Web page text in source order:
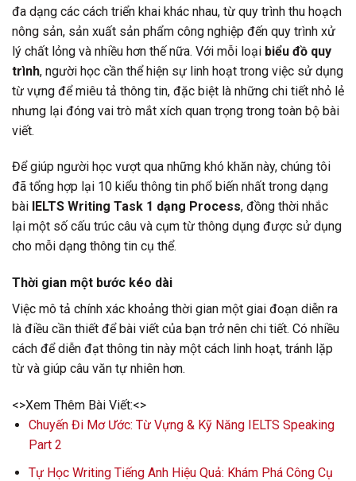
đa dạng các cách triển khai khác nhau, từ quy trình thu hoạch
nông sản, sản xuất sản phẩm công nghiệp đến quy trình xử
lý chất lỏng và nhiều hơn thế nữa. Với mỗi loại biểu đồ quy
trình, người học cần thể hiện sự linh hoạt trong việc sử dụng
từ vựng để miêu tả thông tin, đặc biệt là những chi tiết nhỏ lẻ
nhưng lại đóng vai trò mắt xích quan trọng trong toàn bộ bài
viết.
Để giúp người học vượt qua những khó khăn này, chúng tôi
đã tổng hợp lại 10 kiểu thông tin phổ biến nhất trong dạng
bài IELTS Writing Task 1 dạng Process, đồng thời nhắc
lại một số cấu trúc câu và cụm từ thông dụng được sử dụng
cho mỗi dạng thông tin cụ thể.
Thời gian một bước kéo dài
Việc mô tả chính xác khoảng thời gian một giai đoạn diễn ra
là điều cần thiết để bài viết của bạn trở nên chi tiết. Có nhiều
cách để diễn đạt thông tin này một cách linh hoạt, tránh lặp
từ và giúp câu văn tự nhiên hơn.
<>Xem Thêm Bài Viết:<>
Chuyến Đi Mơ Ước: Từ Vựng & Kỹ Năng IELTS Speaking
Part 2
Tự Học Writing Tiếng Anh Hiệu Quả: Khám Phá Công Cụ